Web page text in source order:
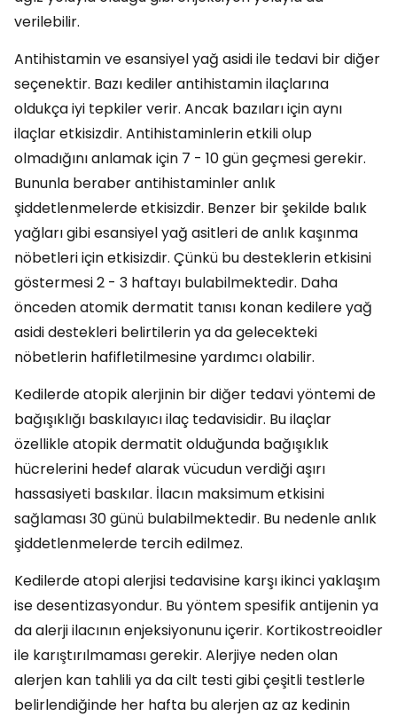
verilebilir.
Antihistamin ve esansiyel yağ asidi ile tedavi bir diğer
seçenektir. Bazı kediler antihistamin ilaçlarına
oldukça iyi tepkiler verir. Ancak bazıları için aynı
ilaçlar etkisizdir. Antihistaminlerin etkili olup
olmadığını anlamak için 7 - 10 gün geçmesi gerekir.
Bununla beraber antihistaminler anlık
şiddetlenmelerde etkisizdir. Benzer bir şekilde balık
yağları gibi esansiyel yağ asitleri de anlık kaşınma
nöbetleri için etkisizdir. Çünkü bu desteklerin etkisini
göstermesi 2 - 3 haftayı bulabilmektedir. Daha
önceden atomik dermatit tanısı konan kedilere yağ
asidi destekleri belirtilerin ya da gelecekteki
nöbetlerin hafifletilmesine yardımcı olabilir.
Kedilerde atopik alerjinin bir diğer tedavi yöntemi de
bağışıklığı baskılayıcı ilaç tedavisidir. Bu ilaçlar
özellikle atopik dermatit olduğunda bağışıklık
hücrelerini hedef alarak vücudun verdiği aşırı
hassasiyeti baskılar. İlacın maksimum etkisini
sağlaması 30 günü bulabilmektedir. Bu nedenle anlık
şiddetlenmelerde tercih edilmez.
Kedilerde atopi alerjisi tedavisine karşı ikinci yaklaşım
ise desentizasyondur. Bu yöntem spesifik antijenin ya
da alerji ilacının enjeksiyonunu içerir. Kortikostreoidler
ile karıştırılmaması gerekir. Alerjiye neden olan
alerjen kan tahlili ya da cilt testi gibi çeşitli testlerle
belirlendiğinde her hafta bu alerjen az az kedinin